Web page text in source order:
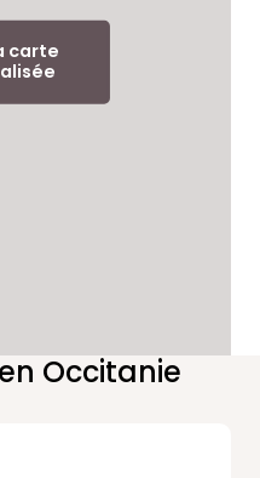
carte
en Occitanie